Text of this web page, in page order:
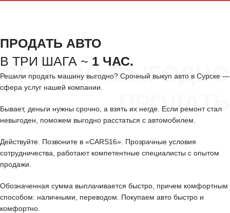
СРОЧНО ВЫГОДНО
ПРОДАТЬ
ПРОДАТЬ АВТО
В ТРИ ШАГА ~ 1 ЧАС.
Решили продать машину выгодно? Срочный выкуп авто в Сурске —
сфера услуг нашей компании.
Бывает, деньги нужны срочно, а взять их негде. Если ремонт стал
невыгоден, поможем выгодно расстаться с автомобилем.
Действуйте. Позвоните в «CARS16». Прозрачные условия
сотрудничества, работают компетентные специалисты с опытом
продажи.
Обозначенная сумма выплачивается быстро, причем комфортным
способом: наличными, переводом. Покупаем авто быстро и
комфортно.